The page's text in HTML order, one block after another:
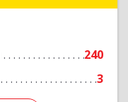
240
3